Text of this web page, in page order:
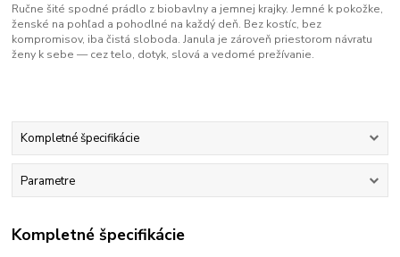
Ručne šité spodné prádlo z biobavlny a jemnej krajky. Jemné k pokožke,
ženské na pohľad a pohodlné na každý deň. Bez kostíc, bez
kompromisov, iba čistá sloboda. Janula je zároveň priestorom návratu
ženy k sebe — cez telo, dotyk, slová a vedomé prežívanie.
Kompletné špecifikácie
Parametre
Kompletné špecifikácie